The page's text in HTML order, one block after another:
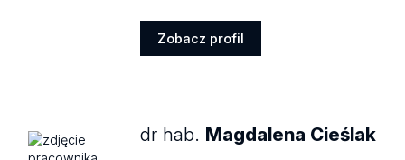
Zobacz profil
dr hab. Magdalena Cieślak